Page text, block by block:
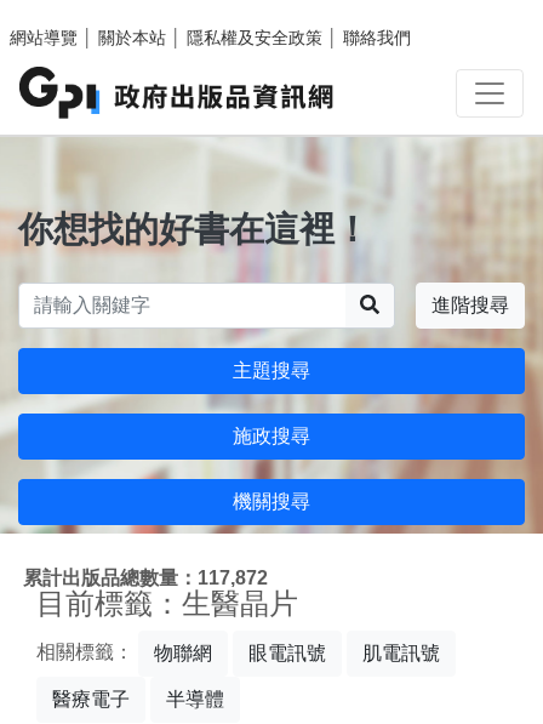
網站導覽
關於本站 隱私權及安全政策 聯絡我們
你想找的好書在這裡！
進階搜尋
主題搜尋
施政搜尋
機關搜尋
累計出版品總數量：117,872
目前標籤：生醫晶片
相關標籤： 物聯網 眼電訊號 肌電訊號
醫療電子 半導體